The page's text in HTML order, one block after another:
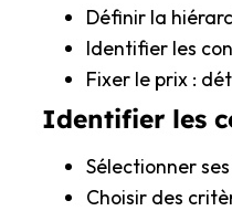
Définir la
Identifier les
Fixer le prix :
Identifier les
Sélectionner
Choisir des